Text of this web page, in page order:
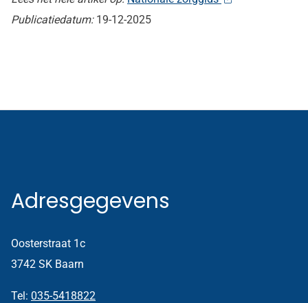
Publicatiedatum: 19-12-2025
Adresgegevens
Oosterstraat 1c
3742 SK Baarn
Tel: 035-5418822